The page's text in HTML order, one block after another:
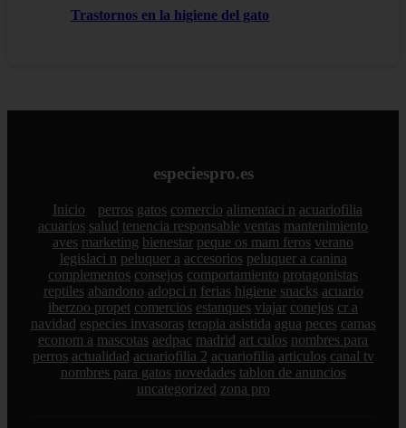
Trastornos en la higiene del gato
especiespro.es
Inicio perros gatos comercio alimentaci n acuariofilia
acuarios salud tenencia responsable ventas mantenimiento
aves marketing bienestar peque os mam feros verano
legislaci n peluquer a accesorios peluquer a canina
complementos consejos comportamiento protagonistas
reptiles abandono adopci n ferias higiene snacks acuario
iberzoo propet comercios estanques viajar conejos cr a
navidad especies invasoras terapia asistida agua peces camas
econom a mascotas aedpac madrid art culos nombres para
perros actualidad acuariofilia 2 acuariofilia articulos canal tv
nombres para gatos novedades tablon de anuncios
uncategorized zona pro